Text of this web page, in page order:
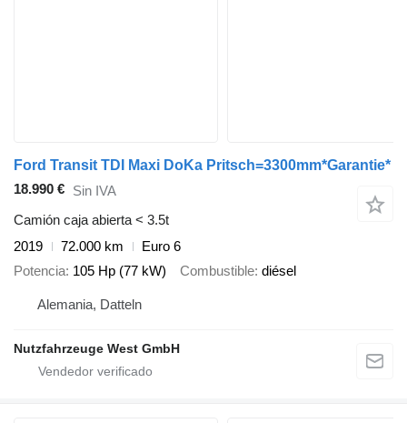
Ford Transit TDI Maxi DoKa Pritsch=3300mm*Garantie*
18.990 € Sin IVA
Camión caja abierta < 3.5t
2019
72.000 km
Euro 6
Potencia 105 Hp (77 kW) Combustible diésel
Alemania, Datteln
Nutzfahrzeuge West GmbH